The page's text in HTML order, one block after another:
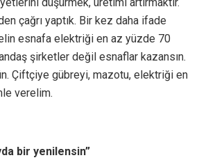
çağrı yaptık. Bir kez daha ifade
esnafa elektriği en az yüzde 70
şirketler değil esnaflar kazansın.
Çiftçiye gübreyi, mazotu, elektriği en
verelim.
bir yenilensin”